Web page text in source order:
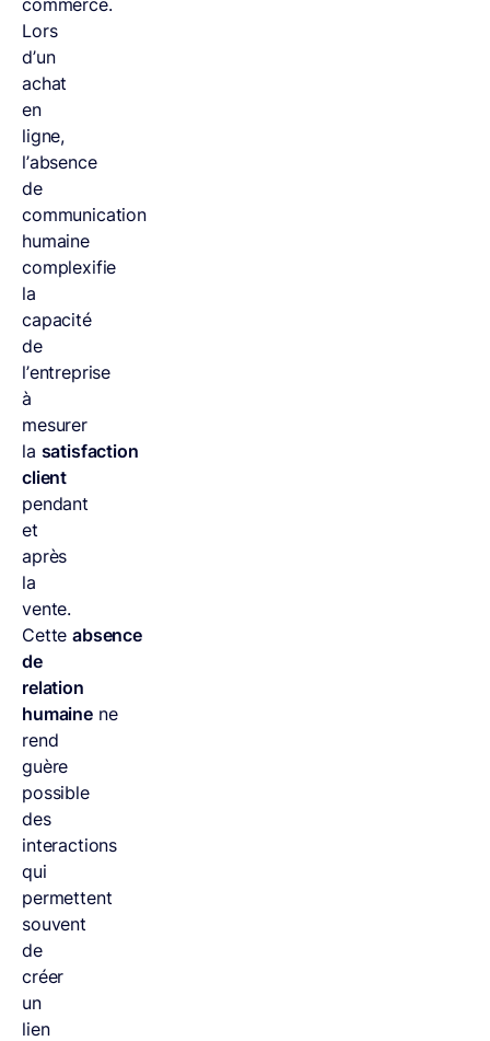
commerce.
Lors
d’un
achat
en
ligne,
l’absence
de
communication
humaine
complexifie
la
capacité
de
l’entreprise
à
mesurer
la satisfaction
client
pendant
et
après
la
vente.
Cetteabsence
de
relation
humainene
rend
guère
possible
des
interactions
qui
permettent
souvent
de
créer
un
lien